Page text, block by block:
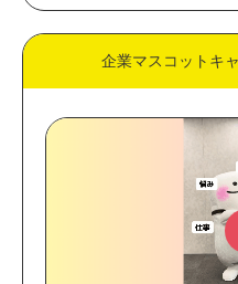
企業マスコットキ